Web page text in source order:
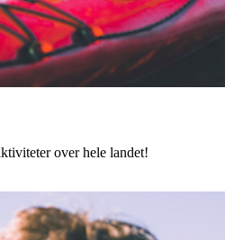
over hele landet!